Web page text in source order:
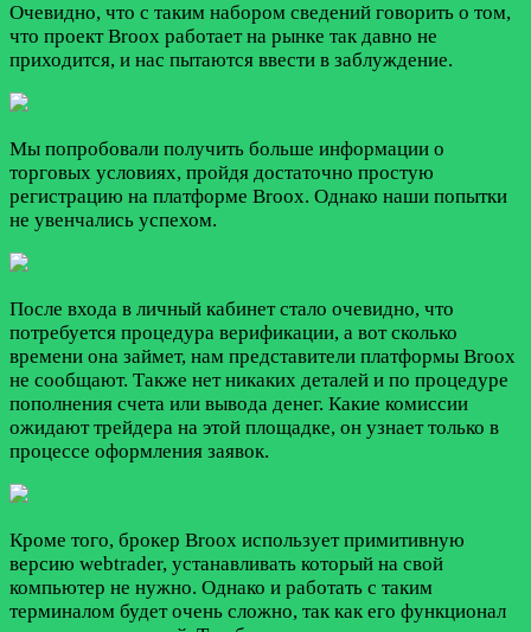
Очевидно, что с таким набором сведений говорить о том,
что проект Broox работает на рынке так давно не
приходится, и нас пытаются ввести в заблуждение.
Мы попробовали получить больше информации о
торговых условиях, пройдя достаточно простую
регистрацию на платформе Broox. Однако наши попытки
не увенчались успехом.
После входа в личный кабинет стало очевидно, что
потребуется процедура верификации, а вот сколько
времени она займет, нам представители платформы Broox
не сообщают. Также нет никаких деталей и по процедуре
пополнения счета или вывода денег. Какие комиссии
ожидают трейдера на этой площадке, он узнает только в
процессе оформления заявок.
Кроме того, брокер Broox использует примитивную
версию webtrader, устанавливать который на свой
компьютер не нужно. Однако и работать с таким
терминалом будет очень сложно, так как его функционал